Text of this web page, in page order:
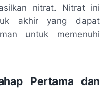
nitrat. Nitrat ini
akhir yang dapat
untuk memenuhi
Pertama dan